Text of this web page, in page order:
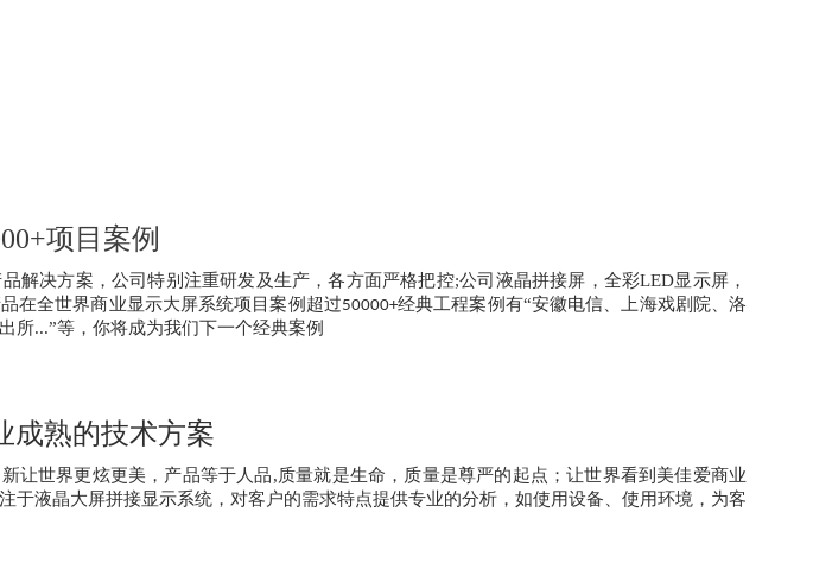
项目案例
解决方案，公司特别注重研发及生产，各方面严格把控;公司液晶拼接屏，全彩LED显示屏，
在全世界商业显示大屏系统项目案例超过50000+经典工程案例有“安徽电信、上海戏剧院、洛
所...”等，你将成为我们下一个经典案例
成熟的技术方案
让世界更炫更美 ， 产品等于人品,质量就是生命，质量是尊严的起点；让世界看到美佳爱商业
于液晶大屏拼接显示系统 ，对客户的需求特点提供专业的分析，如使用设备、使用环境，为客